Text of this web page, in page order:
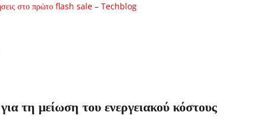
στο πρώτο flash sale – Techblog
τη μείωση του ενεργειακού κόστους